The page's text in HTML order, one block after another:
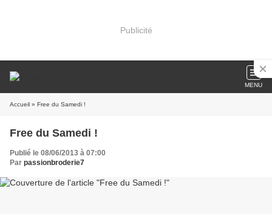
Publicité
MENU
Accueil » Free du Samedi !
Free du Samedi !
Publié le 08/06/2013 à 07:00
Par passionbroderie7